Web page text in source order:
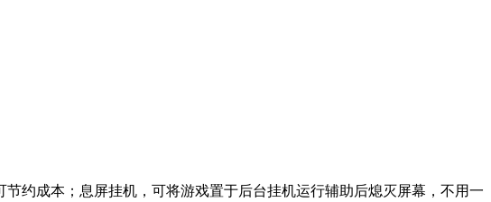
约成本；息屏挂机，可将游戏置于后台挂机运行辅助后熄灭屏幕，不用一